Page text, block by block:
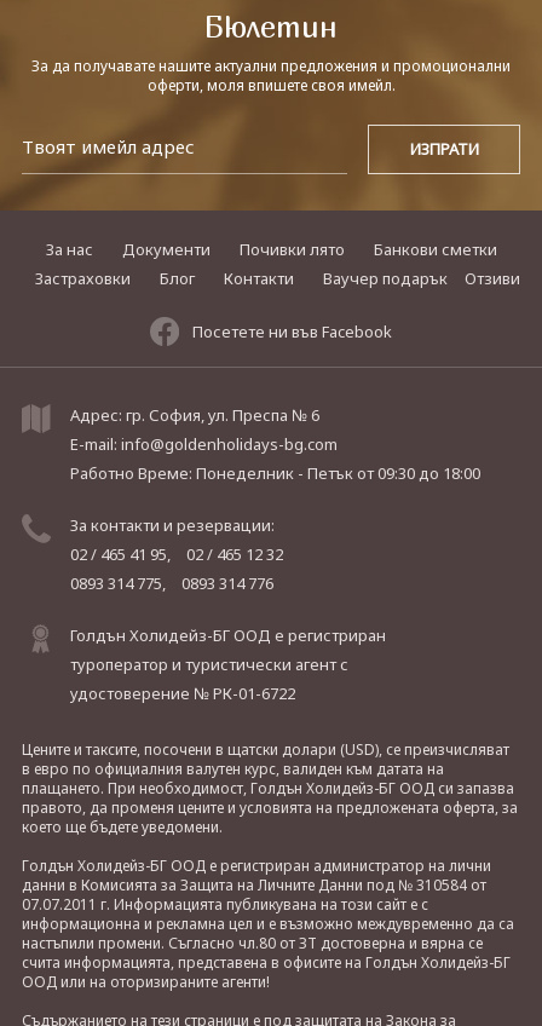
Бюлетин
За да получавате нашите актуални предложения и промоционални
оферти, моля впишете своя имейл.
За нас Документи Почивки лято
Банкови сметки
Застраховки
Блог Контакти Ваучер подарък Отзиви
Посетете ни във Facebook
Адрес: гр. София, ул. Преспа № 6
E-mail: info@goldenholidays-bg.com
Работно Време: Понеделник - Петъкот 09:30 до 18:00
За контакти и резервации:
02 / 465 41 95,
02 / 465 12 32
0893 314 775,
0893 314 776
Голдън Холидейз-БГ ООД е регистриран
туроператор и туристически агент с
удостоверение № РК-01-6722
Цените и таксите, посочени в щатски долари (USD), се преизчисляват
в евро по официалния валутен курс, валиден към датата на
плащането. При необходимост, Голдън Холидейз-БГ ООД си запазва
правото, да променя цените и условията на предложената оферта, за
което ще бъдете уведомени.
Голдън Холидейз-БГ ООД е регистриран администратор на лични
данни в Комисията за Защита на Личните Данни под № 310584 от
07.07.2011 г. Информацията публикувана на този сайт е с
информационна и рекламна цел и е възможно междувременно да са
настъпили промени. Съгласно чл.80 от ЗТ достоверна и вярна се
счита информацията, представена в офисите на Голдън Холидейз-БГ
ООД или на оторизираните агенти!
Съдържанието на тези страници е под защитата на Закона за